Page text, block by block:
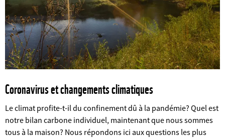
Coronavirus et changements climatiques
Le climat profite-t-il du confinement dû à la pandémie? Quel est
notre bilan carbone individuel, maintenant que nous sommes
tous à la maison? Nous répondons ici aux questions les plus